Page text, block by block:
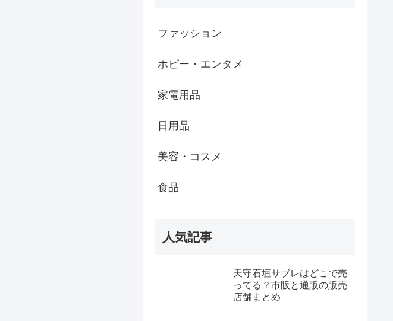
ファッション
ホビー・エンタメ
家電用品
日用品
美容・コスメ
食品
人気記事
天守石垣サブレはどこで売
ってる？市販と通販の販売
店舗まとめ